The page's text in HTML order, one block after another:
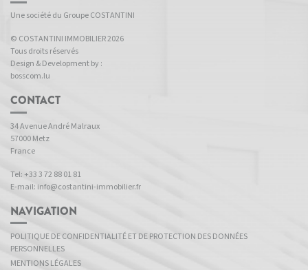
Une société du GroupeCOSTANTINI
© COSTANTINI IMMOBILIER 2026
Tous droits réservés
Design & Development by :
bosscom.lu
CONTACT
34 Avenue André Malraux
57000 Metz
France
Tel: +33 3 72 88 01 81
E-mail: info@costantini-immobilier.fr
NAVIGATION
POLITIQUE DE CONFIDENTIALITÉ ET DE PROTECTION DES DONNÉES
PERSONNELLES
MENTIONS LÉGALES